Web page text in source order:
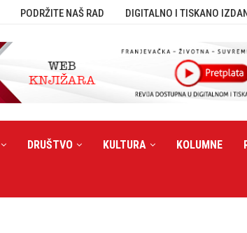
PODRŽITE NAŠ RAD DIGITALNO I TISKANO
DRUŠTVO KULTURA KOLUMNE